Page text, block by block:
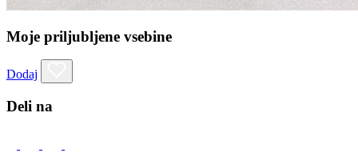
Moje priljubljene vsebine
Dodaj
Deli na